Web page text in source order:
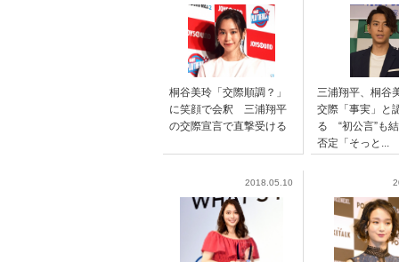
桐谷美玲「交際順調？」
に笑顔で会釈 三浦翔平
の交際宣言で直撃受ける
三浦翔平、桐谷
交際「事実」と
る “初公言”も
否定「そっと...
2018.05.10